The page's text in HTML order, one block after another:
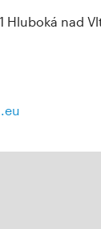
Hluboká nad